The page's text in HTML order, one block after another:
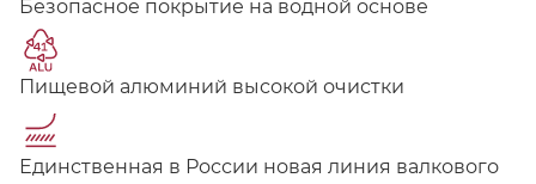
Безопасное покрытие на водной основе
Пищевой алюминий высокой очистки
Единственная в России новая линия валкового